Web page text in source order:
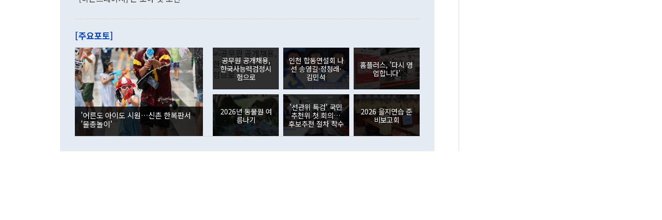
관은 업무보고 사후 브리핑에서 정 장관이 언급한 '4자 회담'에 대해 "이상
이 9월 러시아 블라디보스토크에서 열리는 '동방경제포럼(EEF)'을 언급하
며 "정부 차원에서 (참석을) 검토하고 있다"고 발언한 데 대해서도 조 장관
은 "그것은 외교부의 몫"이라며 "아직 거기까지 진도가 나가지 않았다"고
잘랐다. 정 장관이 이날 소개한 대북 구상과 설명은 정부 내 조율을 거치지
않았다는 점에서 문제가 있다. 특히 주적 표현 대체와 국호 사용, 9·19 군
사합의 복원, 4자회담 추진 등은 통일부 장관이 결정할 사안이 아니어서 월
권이라는 지적이 나오고 있다. 이 대통령은 정 장관의 업무보고를 듣고 난
뒤 "여기 업무보고에 발표했다고 승인난 건 아니다"라고 재차 확인했다. 정
부의 한 소식통은 "정 장관의 발언 내용은 대부분 국가안전보장회의(NSC)
를 거쳐 결정된 사안이 아닌 정 장관의 개인적 생각에 가깝다"며 "안보 관
련 부처 장관이 정부의 공식 정책이 아닌 사안을 추진하겠다고 업무보고를
하고 대통령의 면전에서 '국군통수권자가 나서야 한다'고 주장한 것은 심각
로 전환됐다. 본원소득수지는 배당소득을 중심으로 32억7000만달러 흑자
는 배당수입이 늘어난 데다 전월 분기배당에 따른 기저효과로 배당지급이
였던 올해 3월(369억9000만달러)을 넘어선 것이다. 직접투자에서는 내국
인의 해외투자가 80억1000만달러, 외국인의 국내투자가 46억3000만달러
각각 증가했다. 증권투자에서는 외국인의 국내 주식 매도세가 이어졌다. 외
국인의 국내 주식 투자는 차익실현 매도 등의 영향으로 316억1000만달러
감소하며 전월(-310억5000만달러)에 이어 역대 최대 순매도 기록을 다시
경신했다. 외국인의 국내 채권투자는 세계국채지수(WGBI) 자금 유입에도
분기 말 만기도래 영향으로 증가 폭이 줄어든 52억9000만달러를 기록했
다. 내국인의 해외 증권투자는 주식을 중심으로 35억6000만달러 증가했
다. eoyn2@newspim.com
[주요포토]
'어른도 아이도 시원…신촌 한복판서
'물총놀이'
공무원 공개채용,
한국사능력검정시
험으로
인천 합동연설회 나
선 송영길·정청래·
김민석
홈플러스, '다시 영
업합니다'
2026년 동물원 여
름나기
'선관위 특검' 국민
추천위 첫 회의…
후보추천 절차 착수
2026 을지연습 준
비보고회